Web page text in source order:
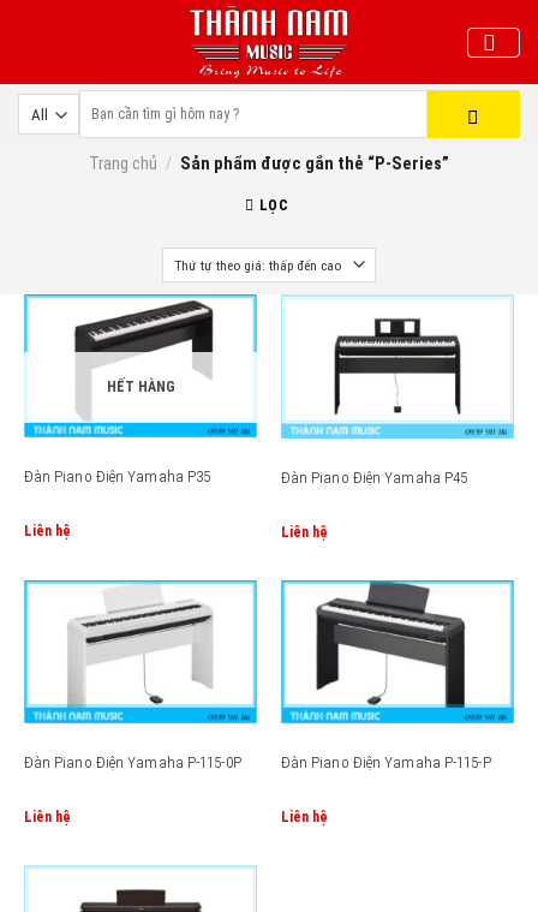
Trang chủ / Sản phẩm được gắn thẻ “P-Series”
LỌC
HẾT HÀNG
Đàn Piano Điện Yamaha P35
Liên hệ
Đàn Piano Điện Yamaha P45
Liên hệ
Đàn Piano Điện Yamaha P-115-0P
Liên hệ
Đàn Piano Điện Yamaha P-115-P
Liên hệ